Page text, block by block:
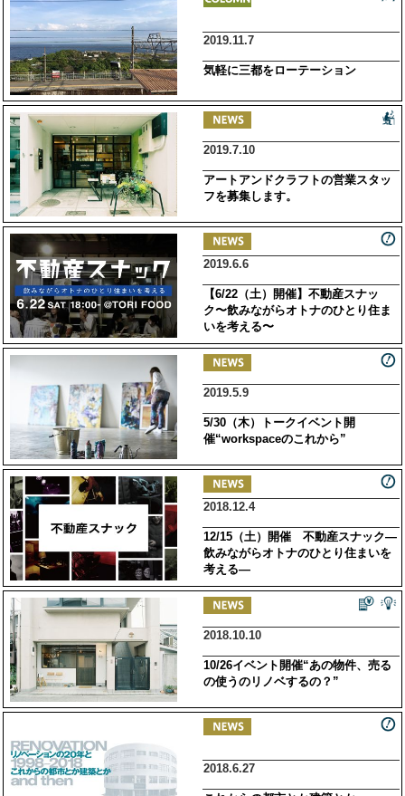
2019.11.7
気軽に三都をローテーション
2019.7.10
アートアンドクラフトの営業スタッ
フを募集します。
2019.6.6
【6/22（土）開催】不動産スナッ
ク〜飲みながらオトナのひとり住ま
いを考える〜
2019.5.9
5/30（木）トークイベント開
催“workspaceのこれから”
2018.12.4
12/15（土）開催 不動産スナック―
飲みながらオトナのひとり住まいを
考える―
2018.10.10
10/26イベント開催“あの物件、売る
の使うのリノベするの？”
2018.6.27